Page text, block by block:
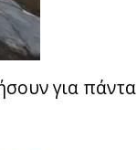
για πάντα